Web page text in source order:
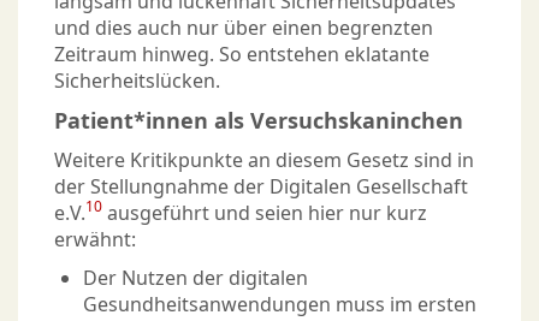
und dies auch nur über einen begrenzten
Zeitraum hinweg. So entstehen eklatante
Sicherheitslücken.
Patient*innen als Versuchskaninchen
Weitere Kritikpunkte an diesem Gesetz sind in
der Stellungnahme der Digitalen Gesellschaft
e.V.10 ausgeführt und seien hier nur kurz
erwähnt:
Der Nutzen der digitalen
Gesundheitsanwendungen muss im ersten